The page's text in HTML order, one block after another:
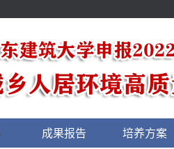
成果报告 培养方案